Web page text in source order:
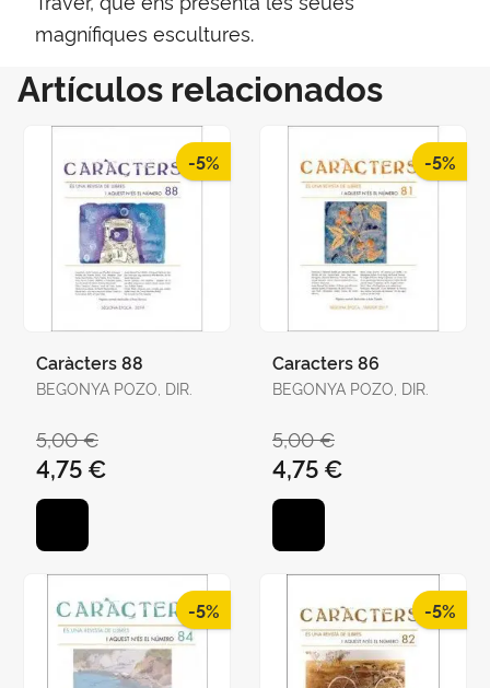
magnífiques escultures.
Artículos relacionados
-5%
Caràcters 88
BEGONYA POZO, DIR.
5,00 €
4,75 €
-5%
Caracters 86
BEGONYA POZO, DIR.
5,00 €
4,75 €
-5% -5%